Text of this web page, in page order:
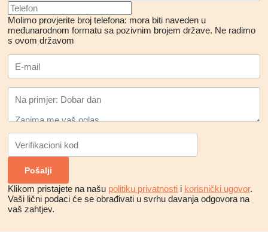
Molimo provjerite broj telefona: mora biti naveden u
međunarodnom formatu sa pozivnim brojem države. Ne radimo
s ovom državom
Klikom pristajete na našu politiku privatnosti i korisnički ugovor.
Vaši lični podaci će se obrađivati ​​u svrhu davanja odgovora na
vaš zahtjev.